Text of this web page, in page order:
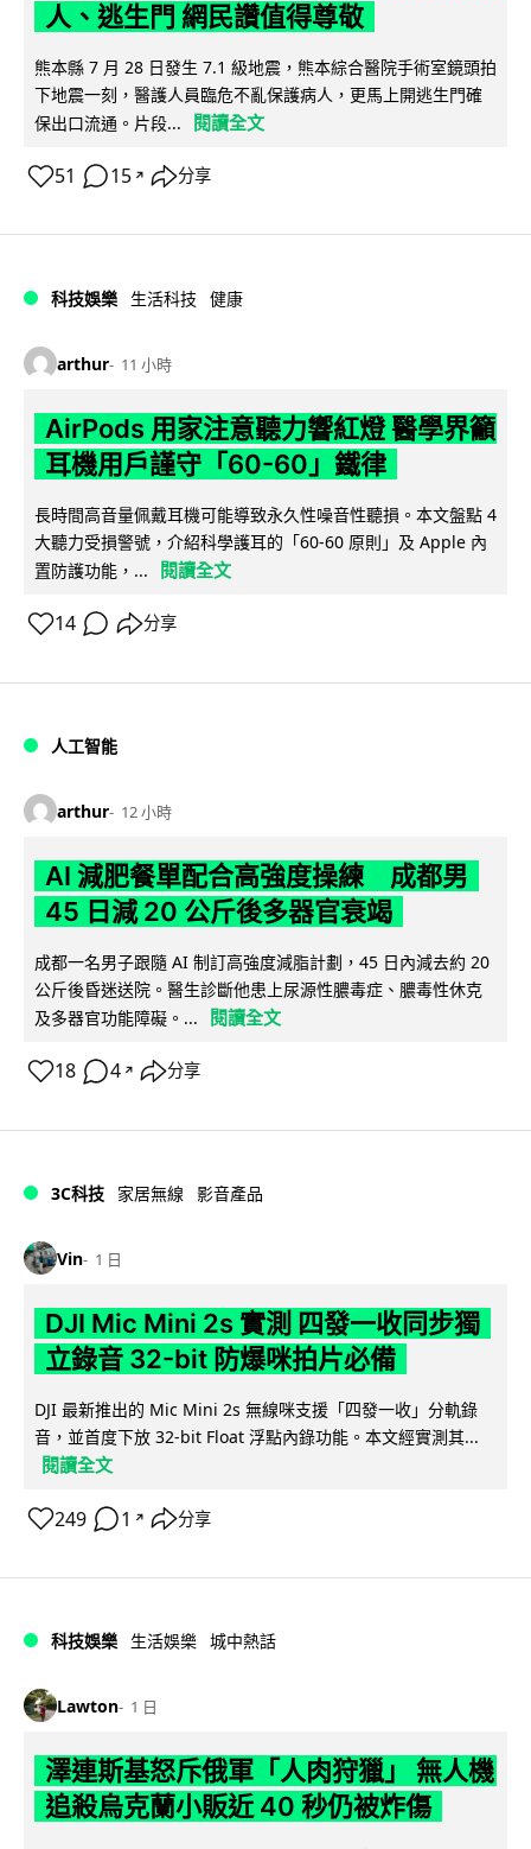
人、逃生門 網民讚值得尊敬
熊本縣 7 月 28 日發生 7.1 級地震，熊本綜合醫院手術室鏡頭拍
下地震一刻，醫護人員臨危不亂保護病人，更馬上開逃生門確
保出口流通。片段...
閱讀全文
51 15 ↗ 分享
科技娛樂 生活科技 健康
arthur 11 小時
AirPods 用家注意聽力響紅燈 醫學界籲
耳機用戶謹守「60-60」鐵律
長時間高音量佩戴耳機可能導致永久性噪音性聽損。本文盤點 4
大聽力受損警號，介紹科學護耳的「60-60 原則」及 Apple 內
置防護功能，...
閱讀全文
14 分享
人工智能
arthur 12 小時
AI 減肥餐單配合高強度操練 成都男
45 日減 20 公斤後多器官衰竭
成都一名男子跟隨 AI 制訂高強度減脂計劃，45 日內減去約 20
公斤後昏迷送院。醫生診斷他患上尿源性膿毒症、膿毒性休克
及多器官功能障礙。...
閱讀全文
18 4 ↗ 分享
3C科技 家居無線 影音產品
Vin 1 日
DJI Mic Mini 2s 實測 四發一收同步獨
立錄音 32-bit 防爆咪拍片必備
DJI 最新推出的 Mic Mini 2s 無線咪支援「四發一收」分軌錄
音，並首度下放 32-bit Float 浮點內錄功能。本文經實測其...
閱讀全文
249 1 ↗ 分享
科技娛樂 生活娛樂 城中熱話
Lawton 1 日
澤連斯基怒斥俄軍「人肉狩獵」 無人機
追殺烏克蘭小販近 40 秒仍被炸傷